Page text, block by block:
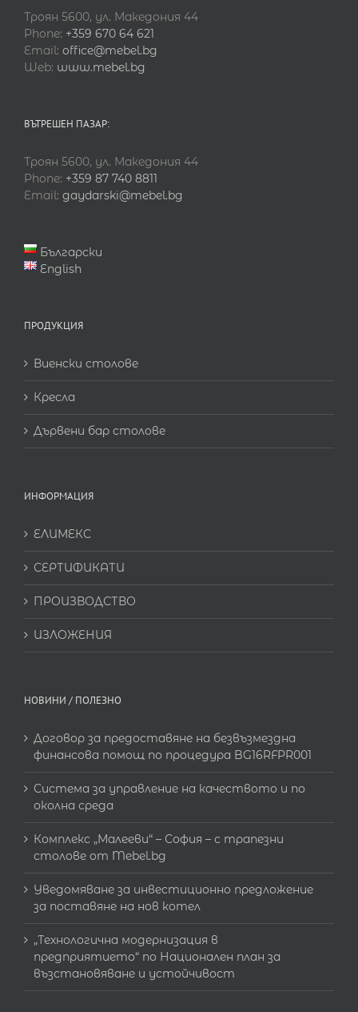
Троян 5600, ул. Македония 44
Phone: +359 670 64 621
Email: office@mebel.bg
Web: www.mebel.bg
ВЪТРЕШЕН ПАЗАР:
Троян 5600, ул. Македония 44
Phone: +359 87 740 8811
Email: gaydarski@mebel.bg
Български
English
ПРОДУКЦИЯ
Виенски столове
Кресла
Дървени бар столове
ИНФОРМАЦИЯ
ЕЛИМЕКС
СЕРТИФИКАТИ
ПРОИЗВОДСТВО
ИЗЛОЖЕНИЯ
НОВИНИ / ПОЛЕЗНО
Договор за предоставяне на безвъзмездна
финансова помощ по процедура BG16RFPR001
Система за управление на качеството и по
околна среда
Комплекс „Малееви“ – София – с трапезни
столове от Mebel.bg
Уведомяване за инвестиционно предложение
за поставяне на нов котел
„Технологична модернизация в
предприятието“ по Национален план за
възстановяване и устойчивост